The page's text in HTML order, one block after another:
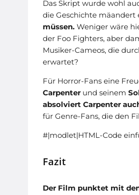
Das Skript wurde wohl
die Geschichte mäandert
müssen. Weniger wäre
der Foo Fighters, aber
Musiker-Cameos, die
erwartet?
Für Horror-Fans eine
Carpenter und seinem
absolviert Carpenter
für Genre-Fans, die den
#|modlet|HTML-Code
Fazit
Der Film punktet mit